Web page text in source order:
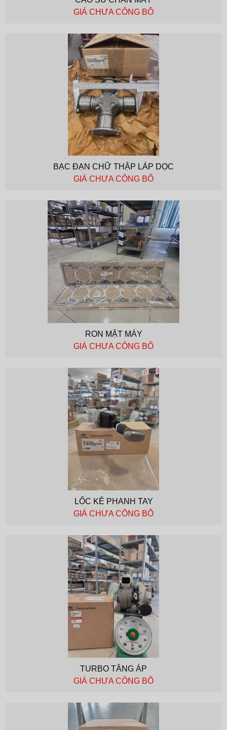
GIÁ CHƯA CÔNG BỐ
BẠC ĐẠN CHỮ THẬP LÁP DỌC
GIÁ CHƯA CÔNG BỐ
RON MẶT MÁY
GIÁ CHƯA CÔNG BỐ
LỐC KÊ PHANH TAY
GIÁ CHƯA CÔNG BỐ
TURBO TĂNG ÁP
GIÁ CHƯA CÔNG BỐ